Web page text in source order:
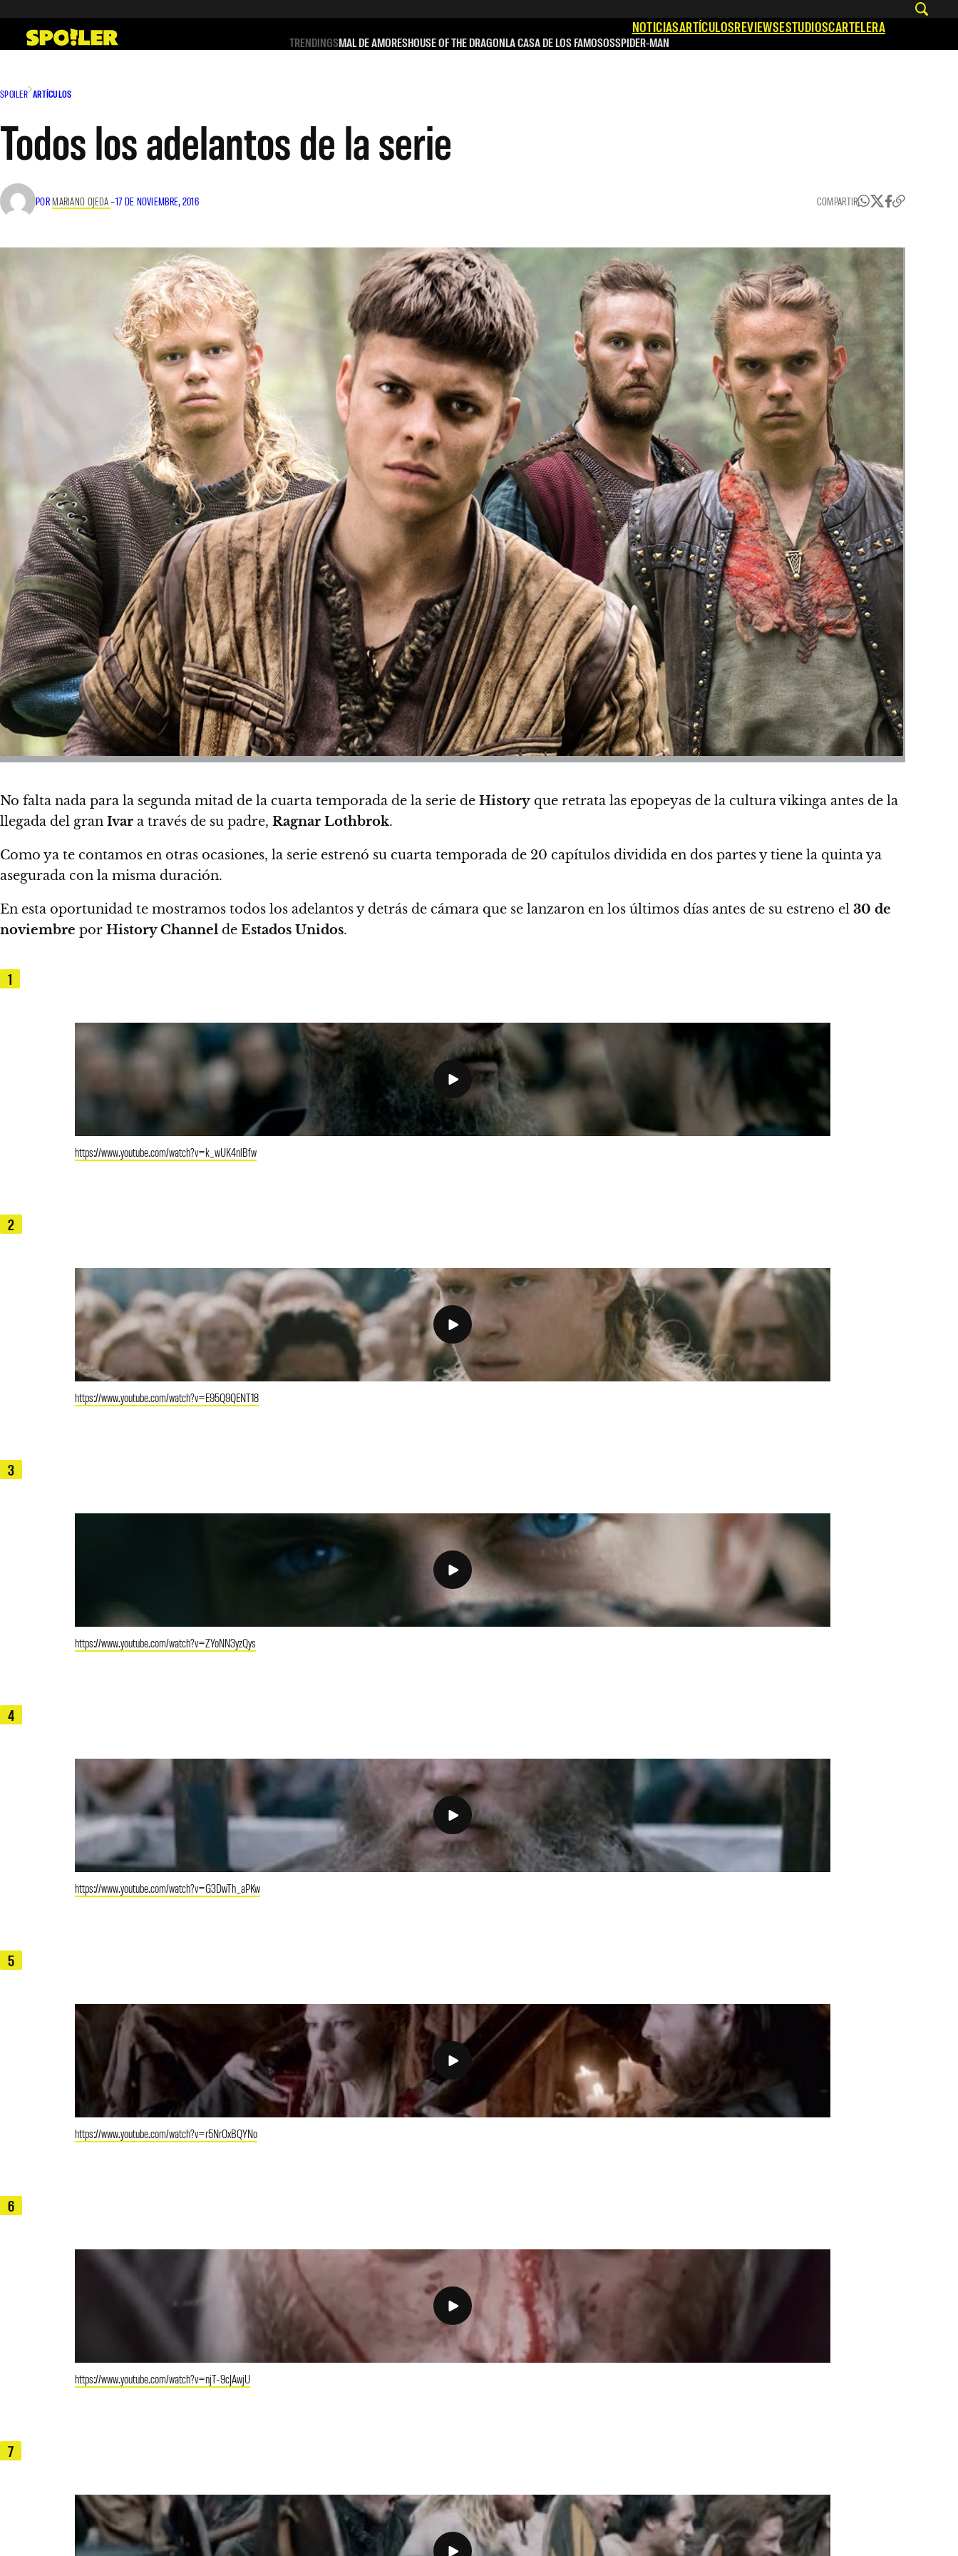
contenido
NOTICIASARTÍCULOSREVIEWSESTUDIOSCARTELERA
TRENDINGSMAL DE AMORESHOUSE OF THE DRAGONLA CASA DE LOS FAMOSOSSPIDER-MAN
SPOILER ARTÍCULOS
Todos los adelantos de la serie
POR MARIANO OJEDA–17 DE NOVIEMBRE, 2016 COMPARTIR
No falta nada para la segunda mitad de la cuarta temporada de la serie de History que retrata las epopeyas de la cultura vikinga antes de la
llegada del gran Ivar a través de su padre, Ragnar Lothbrok.
Como ya te contamos en otras ocasiones, la serie estrenó su cuarta temporada de 20 capítulos dividida en dos partes y tiene la quinta ya
asegurada con la misma duración.
En esta oportunidad te mostramos todos los adelantos y detrás de cámara que se lanzaron en los últimos días antes de su estreno el 30 de
noviembre por History Channel de Estados Unidos.
1
https://www.youtube.com/watch?v=k_wUK4nlBfw
2
https://www.youtube.com/watch?v=E95Q9QENT18
3
https://www.youtube.com/watch?v=ZYoNN3yzQys
4
https://www.youtube.com/watch?v=G3DwTh_aPKw
5
https://www.youtube.com/watch?v=r5NrOxBQYNo
6
https://www.youtube.com/watch?v=njT-9cJAwjU
7